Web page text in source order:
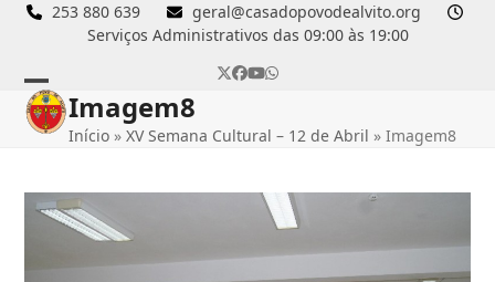
Skip
253 880 639
geral@casadopovodealvito.org
Serviços Administrativos das 09:00 às 19:00
Twitter
Facebook
YouTube
Whatsapp
Open
mobile
Close
mobile
Imagem8
Início »XV Semana Cultural – 12 de Abril »Imagem8